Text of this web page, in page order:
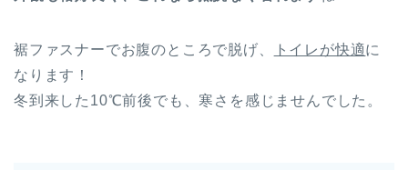
裾ファスナーでお腹のところで脱げ、 トイレが快適に
なります！
冬到来した10℃前後でも、寒さを感じませんでした。